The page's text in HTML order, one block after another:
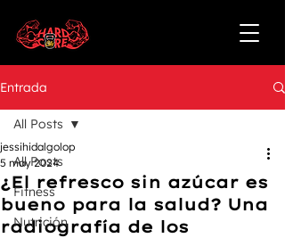
Entrada
All Posts
Fitness
Nutrición
All Posts
¿El refresco sin azúcar es
bueno para la salud? Una
radiografía de los
jessihidalgolop
5 may 2024